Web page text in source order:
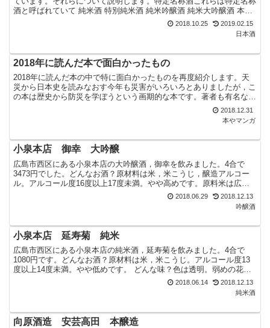
酒と呼ばれていて 純米酒 特別純米酒 純米吟醸酒 純米大吟醸酒 本醸
造酒 特別本醸造酒 吟醸酒 大吟醸酒の9種類に分...2018.10.25
2019.02.15
日本酒
2018年に読んだ本で面白かったもの
2018年に読んだ本の中で特に面白かったものを再度紹介します。天
災から日本史を読みなおす今年も災害がいろいろとありましたが，こ
の本は歴史から防災を学ぼうという画期的な本です。著者も有名な磯
田道史氏なので，展開も面白く読みやすいです。特に家を...2018.12.31
本やマンガ
小泉本店 御幸 大吟醸
広島市西区にある小泉本店の大吟醸酒，御幸を飲みました。4合で
3473円でした。どんなお酒？原材料は米，米こうじ，醸造アルコー
ル。アルコール度16度以上17度未満。やや高めです。原料米は広島
県の千本錦，精米歩合は40%。日本酒度は+2.5，酸...
2018.06.29
2018.12.13
吟醸酒
小泉本店 延寿菊 純米
広島市西区にある小泉本店の純米酒，延寿菊を飲みました。4合で
1080円です。どんなお酒？原材料は米，米こうじ。アルコール度13
度以上14度未満。やや低めです。 どんな味？色は透明。弱めの花を
思わせる香り。口に含むと最初はドライな印象で，その...
2018.06.14
2018.12.13
純米酒
向原酒造 安芸高田 本醸造